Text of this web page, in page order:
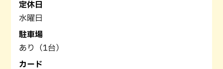
定休日
水曜日
駐車場
あり（1台）
カード